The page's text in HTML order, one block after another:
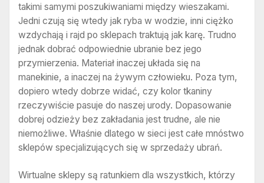
takimi samymi poszukiwaniami między wieszakami.
Jedni czują się wtedy jak ryba w wodzie, inni ciężko
wzdychają i rajd po sklepach traktują jak karę. Trudno
jednak dobrać odpowiednie ubranie bez jego
przymierzenia. Materiał inaczej układa się na
manekinie, a inaczej na żywym człowieku. Poza tym,
dopiero wtedy dobrze widać, czy kolor tkaniny
rzeczywiście pasuje do naszej urody. Dopasowanie
dobrej odzieży bez zakładania jest trudne, ale nie
niemożliwe. Właśnie dlatego w sieci jest całe mnóstwo
sklepów specjalizujących się w sprzedaży ubrań.
Wirtualne sklepy są ratunkiem dla wszystkich, którzy